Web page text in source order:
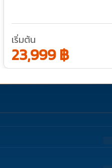
เริ่มต้น
23,999 ฿